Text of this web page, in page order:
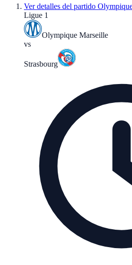
Ver detalles del partido
Ligue 1
Olympique Marseille
vs
Strasbourg